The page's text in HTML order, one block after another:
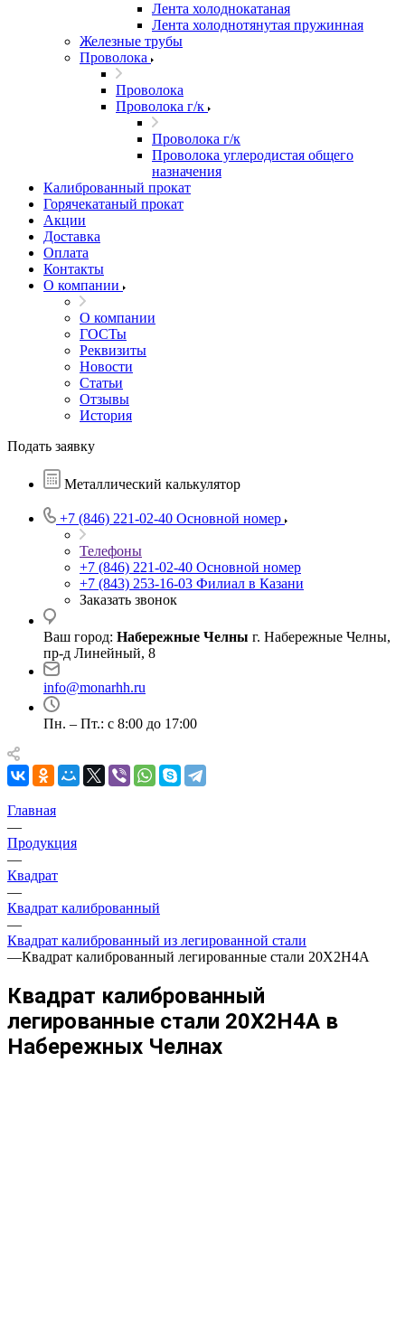
Лента холоднокатаная
Лента холоднотянутая пружинная
Железные трубы
Проволока
Проволока
Проволока г/к
Проволока г/к
Проволока углеродистая общего
назначения
Калиброванный прокат
Горячекатаный прокат
Акции
Доставка
Оплата
Контакты
О компании
О компании
ГОСТы
Реквизиты
Новости
Статьи
Отзывы
История
Подать заявку
Металлический калькулятор
+7 (846) 221-02-40 Основной номер
Телефоны
+7 (846) 221-02-40 Основной номер
+7 (843) 253-16-03 Филиал в Казани
Заказать звонок
Ваш город: Набережные Челны г. Набережные Челны,
пр-д Линейный, 8
info@monarhh.ru
Пн. – Пт.: с 8:00 до 17:00
Главная
—
Продукция
—
Квадрат
—
Квадрат калиброванный
—
Квадрат калиброванный из легированной стали
—Квадрат калиброванный легированные стали 20Х2Н4А
Квадрат калиброванный
легированные стали 20Х2Н4А в
Набережных Челнах